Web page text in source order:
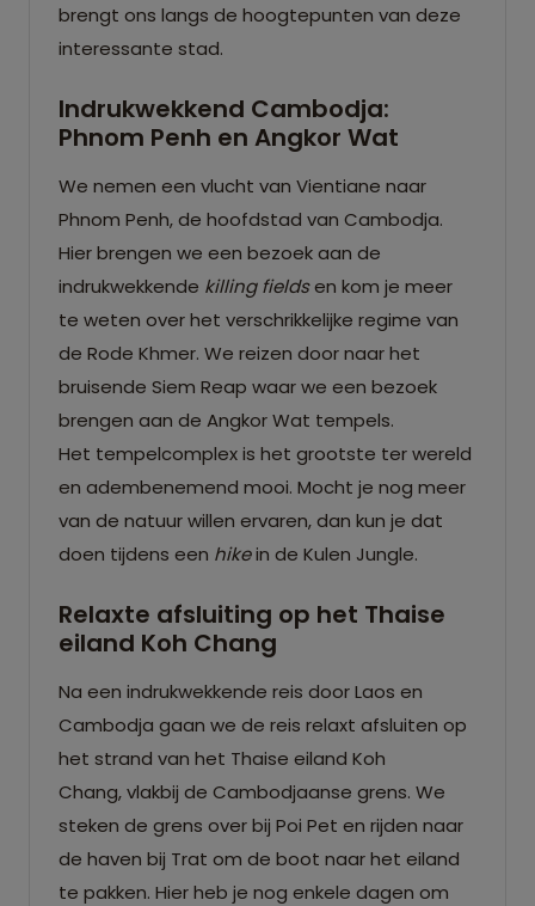
brengt ons langs de hoogtepunten van deze
interessante stad.
Indrukwekkend Cambodja:
Phnom Penh en Angkor Wat
We nemen een vlucht van Vientiane naar
Phnom Penh, de hoofdstad van Cambodja.
Hier brengen we een bezoek aan de
indrukwekkende killing fieldsen kom je meer
te weten over het verschrikkelijke regime van
de Rode Khmer. We reizen door naar het
bruisende Siem Reap waar we een bezoek
brengen aan de Angkor Wat tempels.
Het tempelcomplex is het grootste ter wereld
en adembenemend mooi. Mocht je nog meer
van de natuur willen ervaren, dan kun je dat
doen tijdens een hikein de Kulen Jungle.
Relaxte afsluiting op het Thaise
eiland Koh Chang
Na een indrukwekkende reis door Laos en
Cambodja gaan we de reis relaxt afsluiten op
het strand van het Thaise eiland Koh
Chang, vlakbij de Cambodjaanse grens. We
steken de grens over bij Poi Pet en rijden naar
de haven bij Trat om de boot naar het eiland
te pakken. Hier heb je nog enkele dagen om